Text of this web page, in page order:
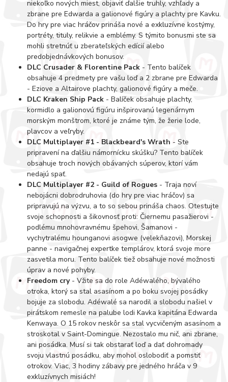
niekoľko nových miest, objaviť ďalšie truhly, vzhľady a
zbrane pre Edwarda a galionové figúry a plachty pre Kavku.
Do hry pre viac hráčov prináša nové a exkluzívne kostýmy,
portréty, tituly, relikvie a emblémy. S týmito bonusmi ste sa
mohli stretnúť u zberateľských edícií alebo
predobjednávkových bonusov.
DLC Crusader & Florentine Pack - Tento balíček
obsahuje 4 predmety pre vašu loď a 2 zbrane pre Edwarda
- Eziove a Altairove plachty, galionové figúry a meče.
DLC Kraken Ship Pack - Balíček obsahuje plachty,
kormidlo a galionovú figúru inšpirovanú legenárnym
morským monštrom, ktoré je známe tým, že žerie lode,
plavcov a veľryby.
DLC Multiplayer #1 - Blackbeard's Wrath - Ste
pripravení na ďalšiu námornícku skúšku? Tento balíček
obsahuje troch nových obávaných súperov, ktorí vám
nedajú spať.
DLC Multiplayer #2 - Guild of Rogues - Traja noví
nebojácni dobrodruhovia (do hry pre viac hráčov) sa
pripravujú na výzvu, a to so sebou prináša chaos. Otestujte
svoje schopnosti a šikovnosť proti: Čiernemu pasažierovi -
podlému mnohovravnému špehovi, Šamanovi -
vychytralému hounganovi asogwe (velekňazovi), Morskej
panne - navigačnej expertke templárov, ktorá svoje more
zasvetila moru. Tento balíček tiež obsahuje nové možnosti
úprav a nové pohyby.
Freedom cry- Vžite sa do role Adéwalého, bývalého
otroka, ktorý sa stal asasínom a po boku svojej posádky
bojuje za slobodu. Adéwalé sa narodil a slobodu našiel v
pirátskom remesle na palube lodi Kavka kapitána Edwarda
Kenwaya. O 15 rokov neskôr sa stal vycvičeným asasínom a
stroskotal v Saint-Domingue. Nezostalo mu nič, ani zbrane,
ani posádka. Musí si tak obstarať loď a dať dohromady
svoju vlastnú posádku, aby mohol oslobodiť a pomstiť
otrokov. Viac, 3 hodiny zábavy pre jedného hráča v 9
exkluzívnych misiách!